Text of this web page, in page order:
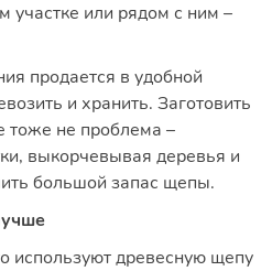
участке или рядом с ним –
продается в удобной
и хранить. Заготовить
тоже не проблема –
выкорчевывая деревья и
большой запас щепы.
используют древесную щепу